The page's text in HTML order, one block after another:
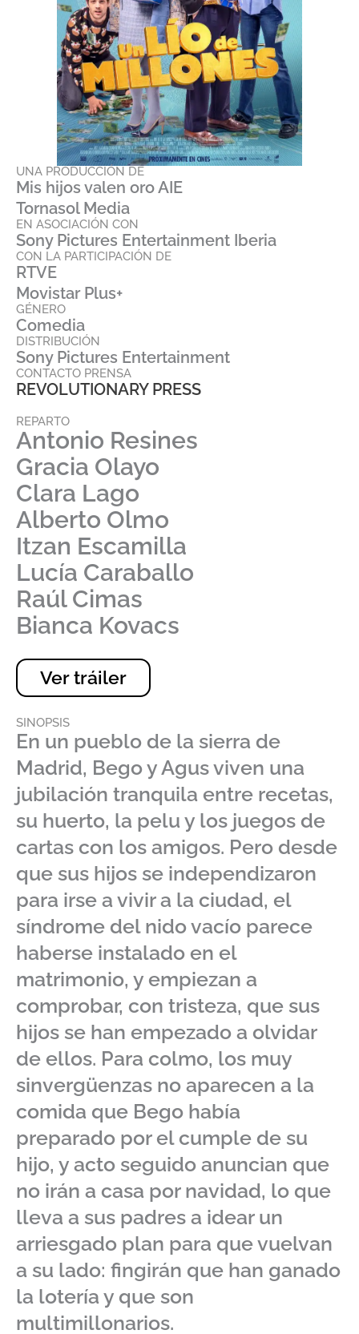
UNA PRODUCCIÓN DE
Mis hijos valen oro AIE
Tornasol Media
EN ASOCIACIÓN CON
Sony Pictures Entertainment Iberia
CON LA PARTICIPACIÓN DE
RTVE
Movistar Plus+
GÉNERO
Comedia
DISTRIBUCIÓN
Sony Pictures Entertainment
CONTACTO PRENSA
REVOLUTIONARY PRESS
REPARTO
Antonio Resines
Gracia Olayo
Clara Lago
Alberto Olmo
Itzan Escamilla
Lucía Caraballo
Raúl Cimas
Bianca Kovacs
Ver tráiler
SINOPSIS
En un pueblo de la sierra de
Madrid, Bego y Agus viven una
jubilación tranquila entre recetas,
su huerto, la pelu y los juegos de
cartas con los amigos. Pero desde
que sus hijos se independizaron
para irse a vivir a la ciudad, el
síndrome del nido vacío parece
haberse instalado en el
matrimonio, y empiezan a
comprobar, con tristeza, que sus
hijos se han empezado a olvidar
de ellos. Para colmo, los muy
sinvergüenzas no aparecen a la
comida que Bego había
preparado por el cumple de su
hijo, y acto seguido anuncian que
no irán a casa por navidad, lo que
lleva a sus padres a idear un
arriesgado plan para que vuelvan
a su lado: fingirán que han ganado
la lotería y que son
multimillonarios.